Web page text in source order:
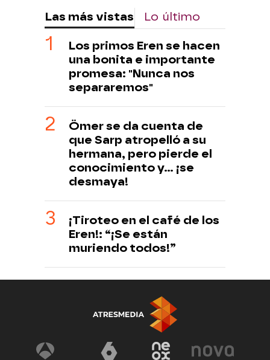
Las más vistas Lo último
Los primos Eren se hacen
una bonita e importante
promesa: "Nunca nos
separaremos"
Ömer se da cuenta de
que Sarp atropelló a su
hermana, pero pierde el
conocimiento y... ¡se
desmaya!
¡Tiroteo en el café de los
Eren!: “¡Se están
muriendo todos!”